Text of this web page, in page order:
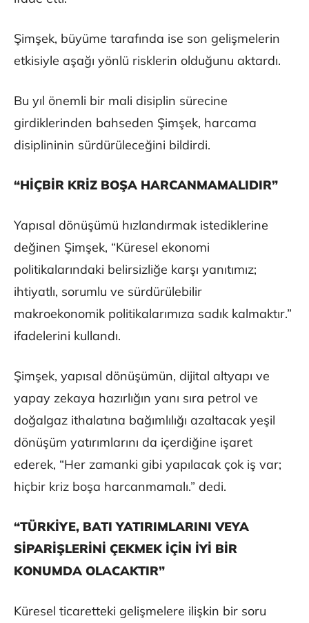
Şimşek, büyüme tarafında ise son gelişmelerin
etkisiyle aşağı yönlü risklerin olduğunu aktardı.
Bu yıl önemli bir mali disiplin sürecine
girdiklerinden bahseden Şimşek, harcama
disiplininin sürdürüleceğini bildirdi.
“HİÇBİR KRİZ BOŞA HARCANMAMALIDIR”
Yapısal dönüşümü hızlandırmak istediklerine
değinen Şimşek, “Küresel ekonomi
politikalarındaki belirsizliğe karşı yanıtımız;
ihtiyatlı, sorumlu ve sürdürülebilir
makroekonomik politikalarımıza sadık kalmaktır.”
ifadelerini kullandı.
Şimşek, yapısal dönüşümün, dijital altyapı ve
yapay zekaya hazırlığın yanı sıra petrol ve
doğalgaz ithalatına bağımlılığı azaltacak yeşil
dönüşüm yatırımlarını da içerdiğine işaret
ederek, “Her zamanki gibi yapılacak çok iş var;
hiçbir kriz boşa harcanmamalı.” dedi.
“TÜRKİYE, BATI YATIRIMLARINI VEYA
SİPARİŞLERİNİ ÇEKMEK İÇİN İYİ BİR
KONUMDA OLACAKTIR”
Küresel ticaretteki gelişmelere ilişkin bir soru